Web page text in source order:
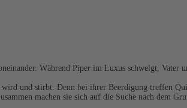
Während Piper im Luxus schwelgt, Vater
und stirbt. Denn bei ihrer Beerdigung treffen
machen sie sich auf die Suche nach dem